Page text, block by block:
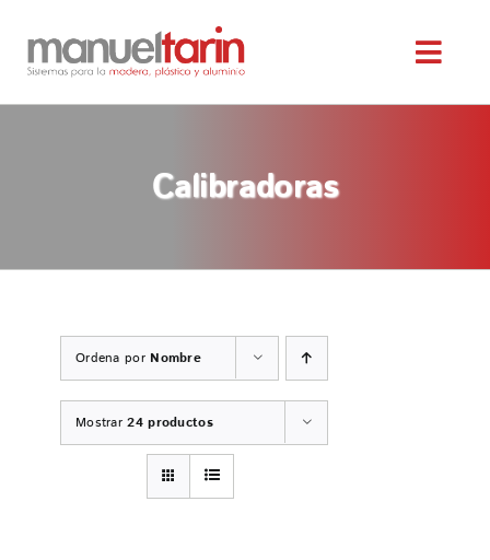
SERVICIOS
MAQUINARIA OCASIÓN
SERVICIO TÉCNICO
Calibradoras
Ordena por Nombre
Mostrar24 productos